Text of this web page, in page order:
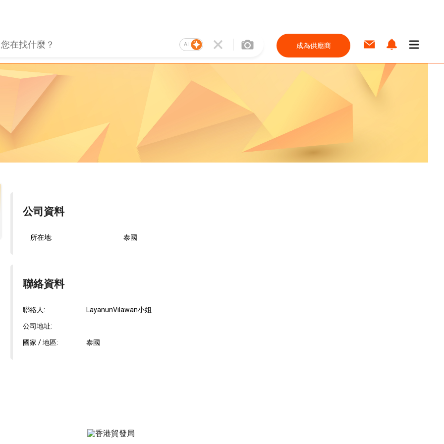
AI 成為供應商
公司資料
所在地: 泰國
聯絡資料
聯絡人: LayanunVilawan小姐
公司地址:
國家 / 地區: 泰國